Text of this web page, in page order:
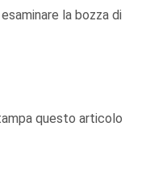
la bozza di
questo articolo